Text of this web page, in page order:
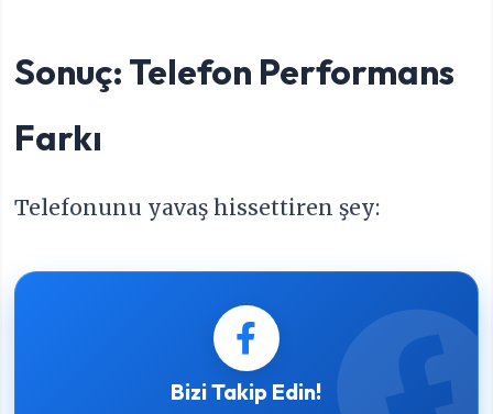
Sonuç: Telefon Performans
Farkı
Telefonunu yavaş hissettiren şey:
Bizi Takip Edin!